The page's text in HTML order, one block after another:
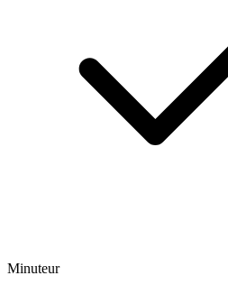
Minuteur